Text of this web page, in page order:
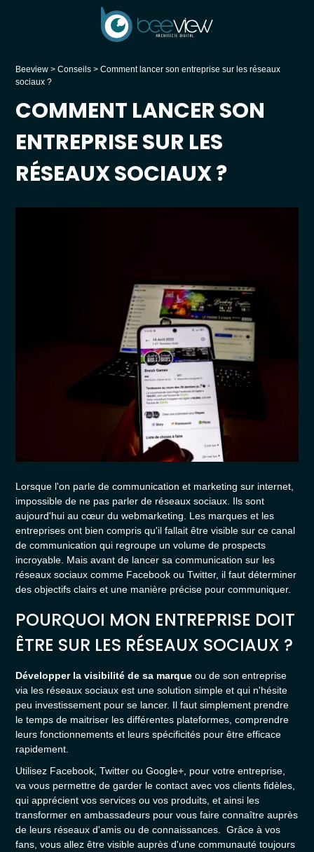
Beeview >Conseils >Comment lancer son entreprise sur les réseaux
sociaux ?
COMMENT LANCER SON
ENTREPRISE SUR LES
RÉSEAUX SOCIAUX ?
Lorsque l'on parle de communication et marketing sur internet,
impossible de ne pas parler de réseaux sociaux. Ils sont
aujourd'hui au cœur du webmarketing. Les marques et les
entreprises ont bien compris qu'il fallait être visible sur ce canal
de communication qui regroupe un volume de prospects
incroyable. Mais avant de lancer sa communication sur les
réseaux sociaux comme Facebook ou Twitter, il faut déterminer
des objectifs clairs et une manière précise pour communiquer.
POURQUOI MON ENTREPRISE DOIT
ÊTRE SUR LES RÉSEAUX SOCIAUX ?
Développer la visibilité de sa marqueou de son entreprise
via les réseaux sociaux est une solution simple et qui n'hésite
peu investissement pour se lancer. Il faut simplement prendre
le temps de maitriser les différentes plateformes, comprendre
leurs fonctionnements et leurs spécificités pour être efficace
rapidement.
Utilisez Facebook, Twitter ou Google+, pour votre entreprise,
va vous permettre de garder le contact avec vos clients fidèles,
qui apprécient vos services ou vos produits, et ainsi les
transformer en ambassadeurs pour vous faire connaître auprès
de leurs réseaux d'amis ou de connaissances. Grâce à vos
fans, vous allez être visible auprès d'une communauté toujours